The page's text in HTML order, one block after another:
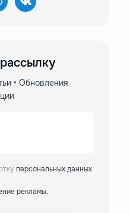
• Обновления
персональных данных
рекламы.